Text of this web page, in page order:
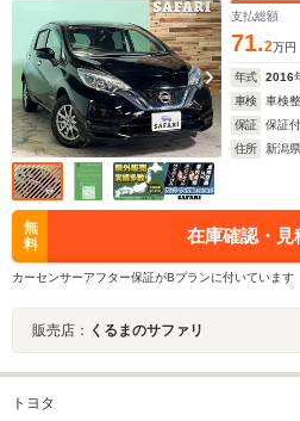
支払総額
71.2万円
年式 2016
車検
車検
保証
保証付
住所
新潟
無
料
在庫確認・見
カーセンサーアフター保証がBプランに付いています
販売店： くるまのサファリ
トヨタ